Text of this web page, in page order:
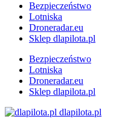
Bezpieczeństwo
Lotniska
Droneradar.eu
Sklep dlapilota.pl
Bezpieczeństwo
Lotniska
Droneradar.eu
Sklep dlapilota.pl
dlapilota.pl